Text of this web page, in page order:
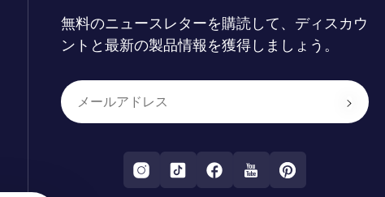
無料のニュースレターを購読して、ディスカウ
ントと最新の製品情報を獲得しましょう。